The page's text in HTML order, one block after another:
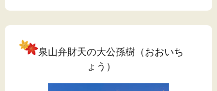
泉山弁財天の大公孫樹（おおいち
ょう）